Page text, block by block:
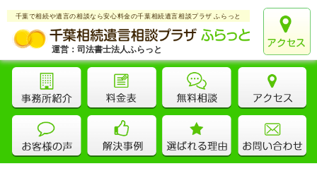
千葉で相続や遺言の相談なら安心料金の千葉相続遺言相談プラザ ふらっと
運営：司法書士法人ふらっと